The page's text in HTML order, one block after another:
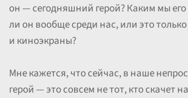
он — сегодняшний герой? Каким мы
ли он вообще среди нас, или это
и киноэкраны?
Мне кажется, что сейчас, в наше
герой — это совсем не тот, кто скачет